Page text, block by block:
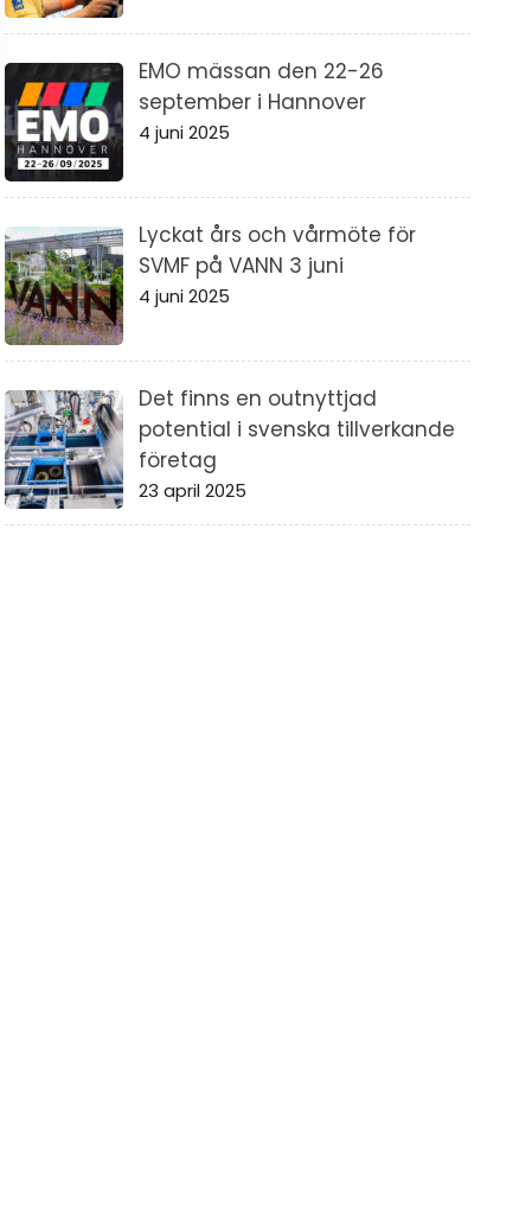
EMO mässan den 22-26
september i Hannover
4 juni 2025
Lyckat års och vårmöte för
SVMF på VANN 3 juni
4 juni 2025
Det finns en outnyttjad
potential i svenska tillverkande
företag
23 april 2025